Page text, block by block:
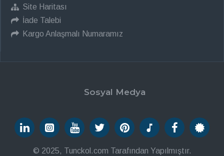
Site Haritası
İade Talebi
Kargo Anlaşmalı Numaramız
Sosyal Medya
© 2025, Tunckol.com Tarafından Yapılmıştır.